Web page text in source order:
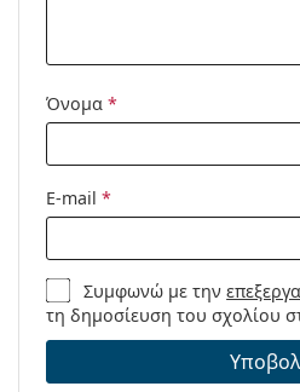
Όνομα *
E-mail *
Συμφωνώ με την
τη δημοσίευση του σχολίου